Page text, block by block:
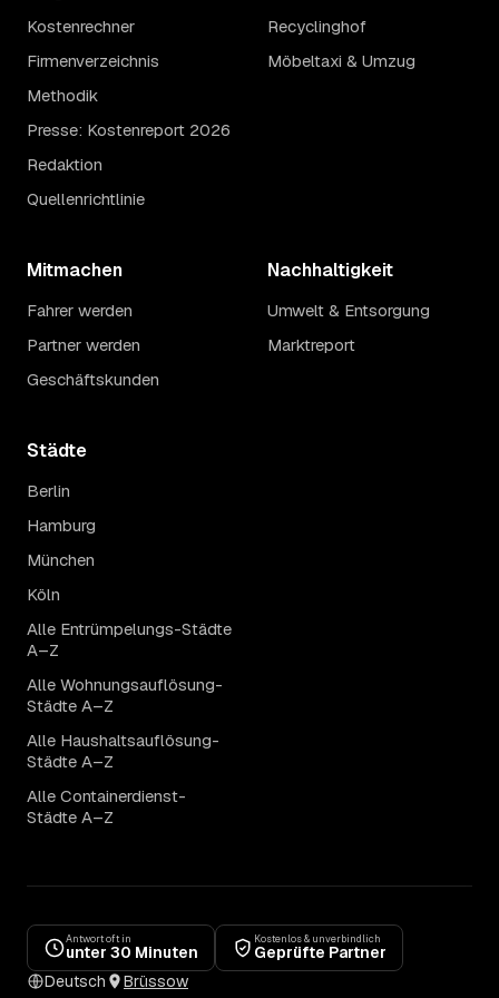
Kostenrechner
Firmenverzeichnis
Methodik
Presse: Kostenreport 2026
Redaktion
Quellenrichtlinie
Recyclinghof
Möbeltaxi & Umzug
Mitmachen
Fahrer werden
Partner werden
Geschäftskunden
Nachhaltigkeit
Umwelt & Entsorgung
Marktreport
Städte
Berlin
Hamburg
München
Köln
Alle Entrümpelungs-Städte
A–Z
Alle Wohnungsauflösung-
Städte A–Z
Alle Haushaltsauflösung-
Städte A–Z
Alle Containerdienst-
Städte A–Z
Antwort oft in
unter 30 Minuten
Kostenlos & unverbindlich
Geprüfte Partner
Deutsch
Brüssow